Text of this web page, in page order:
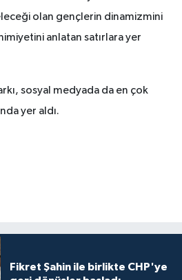
olan gençlerin dinamizmini
anlatan satırlara yer
sosyal medyada da en çok
yer aldı.
Fikret Şahin ile birlikte CHP'ye